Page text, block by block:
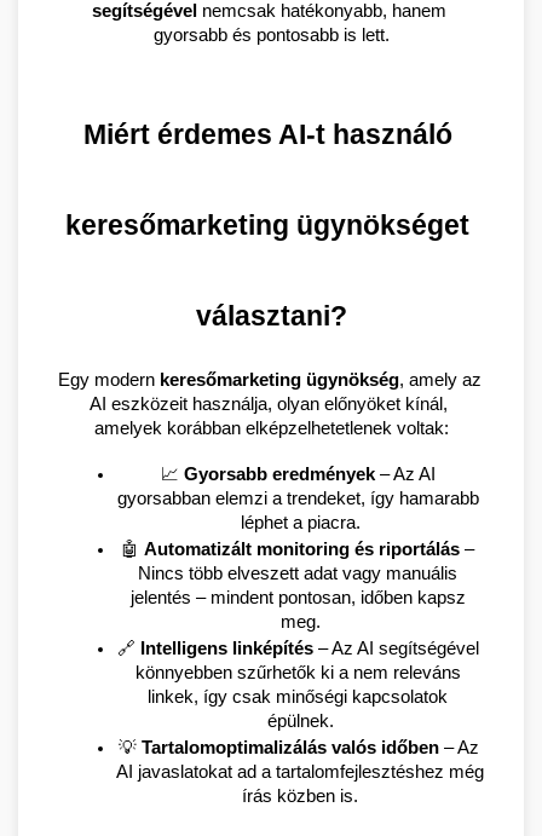
segítségével nemcsak hatékonyabb, hanem
gyorsabb és pontosabb is lett.
Miért érdemes AI-t használó
keresőmarketing ügynökséget
választani?
Egy modern keresőmarketing ügynökség, amely az
AI eszközeit használja, olyan előnyöket kínál,
amelyek korábban elképzelhetetlenek voltak:
📈 Gyorsabb eredmények – Az AI
gyorsabban elemzi a trendeket, így hamarabb
léphet a piacra.
🤖 Automatizált monitoring és riportálás –
Nincs több elveszett adat vagy manuális
jelentés – mindent pontosan, időben kapsz
meg.
🔗
Intelligens linképítés – Az AI segítségével
könnyebben szűrhetők ki a nem releváns
linkek, így csak minőségi kapcsolatok
épülnek.
💡 Tartalomoptimalizálás valós időben – Az
AI javaslatokat ad a tartalomfejlesztéshez még
írás közben is.